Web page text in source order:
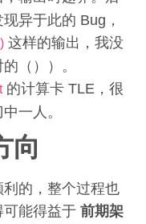
异于此的 Bug，
这样的输出，我没
（））。
的计算卡 TLE，很
一人。
向
的，整个过程也
可能得益于前期架